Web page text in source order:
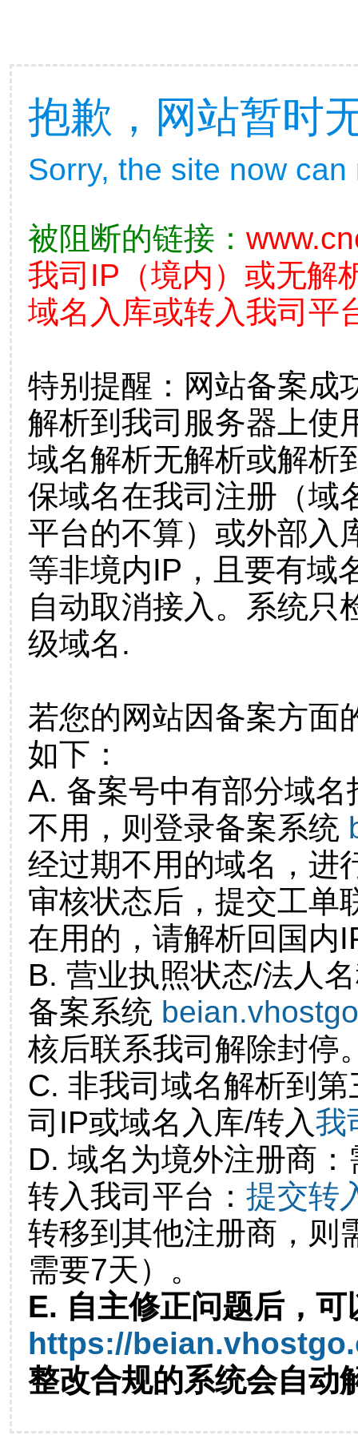
抱歉，网站暂时
Sorry, the site now
被阻断的链接：
我司IP（境内）或无解
域名入库或转入我司平
特别提醒：网站备案成
解析到我司服务器上使
域名解析无解析或解析
保域名在我司注册（域
平台的不算）或外部入
等非境内IP，且要有域
自动取消接入。系统只
级域名.
若您的网站因备案方面
如下：
A. 备案号中有部分域
不用，则登录备案系统
经过期不用的域名，进
审核状态后，提交工单
在用的，请解析回国内
B. 营业执照状态/法人
备案系统
核后联系我司解除封停
C. 非我司域名解析到
司IP或域名入库/转入我
D. 域名为境外注册商
转入我司平台： 提交转
转移到其他注册商，则
需要7天）。
E. 自主修正问题后，可
https://
整改合规的系统会自动